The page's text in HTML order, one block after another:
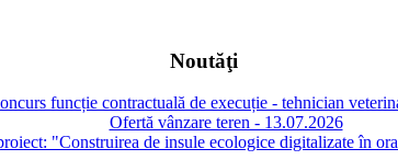
Noutăţi
funcție contractuală de execuție - tehnician
Ofertă vânzare teren - 13.07.2026
"Construirea de insule ecologice digitalizate în